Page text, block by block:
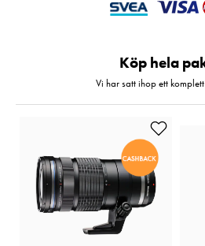
Köp hela
Vi har satt ihop ett